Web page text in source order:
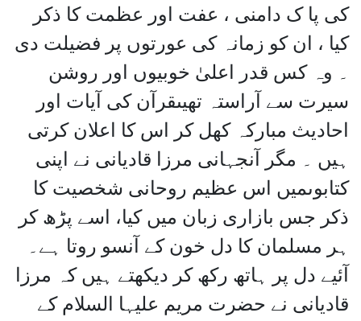
کی پا ک دامنی ، عفت اور عظمت کا ذکر
کیا ، ان کو زمانہ کی عورتوں پر فضیلت دی
۔ وہ کس قدر اعلیٰ خوبیوں اور روشن
سیرت سے آراستہ تھیںقرآن کی آیات اور
احادیث مبارکہ کھل کر اس کا اعلان کرتی
ہیں ۔ مگر آنجہانی مرزا قادیانی نے اپنی
کتابوںمیں اس عظیم روحانی شخصیت کا
ذکر جس بازاری زبان میں کیا، اسے پڑھ کر
ہر مسلمان کا دل خون کے آنسو روتا ہے۔
آئیے دل پر ہاتھ رکھ کر دیکھتے ہیں کہ مرزا
قادیانی نے حضرت مریم علیہا السلام کے